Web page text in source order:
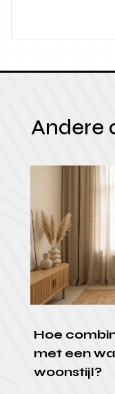
Andere
Hoe
met een
woonstijl?